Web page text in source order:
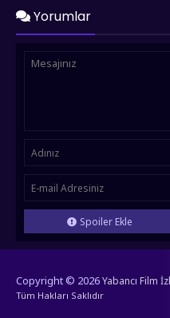
Yorumlar
Spoiler Ekle
Copyright © 2026Yabancı Film
Tüm Hakları Saklıdır